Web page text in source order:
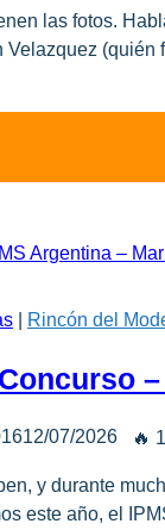
las fotos.
Rincón del
12/07/2026 🔥
y durante
este año, el